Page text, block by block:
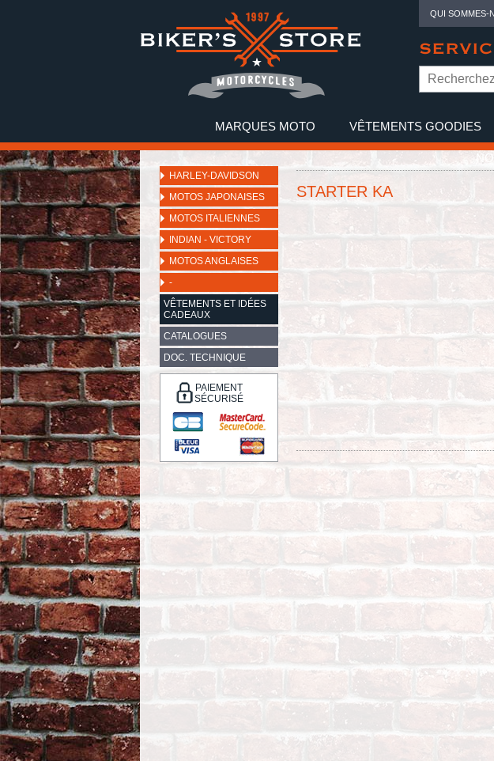
QUI SOMMES-
MARQUES MOTO VÊTEMENTS GOODIES
HARLEY-DAVIDSON
MOTOS JAPONAISES
MOTOS ITALIENNES
INDIAN - VICTORY
MOTOS ANGLAISES
-
VÊTEMENTS ET IDÉES
CADEAUX
CATALOGUES
DOC. TECHNIQUE
PAIEMENT
SÉCURISÉ
STARTER KA